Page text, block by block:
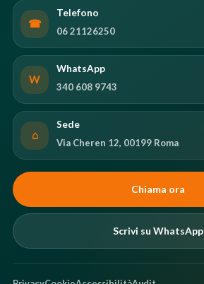
☎
Telefono
06 21126250
W
WhatsApp
340 608 9743
⌂
Sede
Via Cheren 12, 00199 Roma
Chiama ora
Scrivi su WhatsApp